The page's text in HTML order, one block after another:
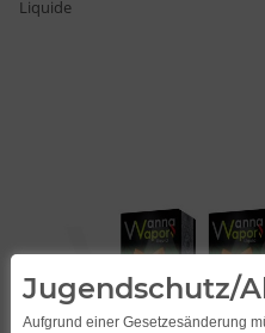
Liquide
Jugendschutz/
Aufgrund einer Gesetzesänderung